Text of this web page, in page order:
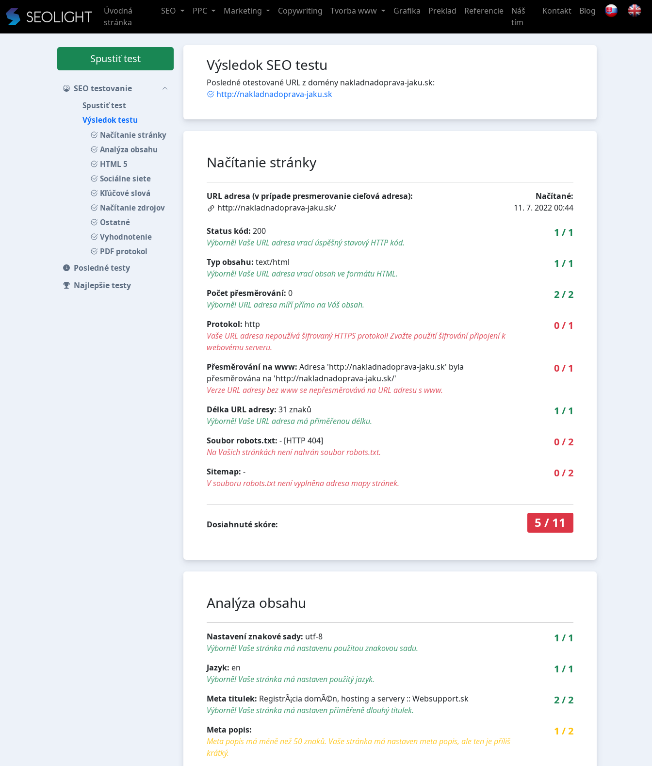
Úvodná
stránka
SEO PPC Marketing Copywriting Tvorba www Grafika Preklad Referencie
Náš
tím
Kontakt Blog
Spustiť test
SEO testovanie
Spustiť test
Výsledok testu
Načítanie stránky
Analýza obsahu
HTML 5
Sociálne siete
Kľúčové slová
Načítanie zdrojov
Ostatné
Vyhodnotenie
PDF protokol
Posledné testy
Najlepšie testy
Výsledok SEO testu
Posledné otestované URL z domény nakladnadoprava-jaku.sk:
http://nakladnadoprava-jaku.sk
Načítanie stránky
URL adresa (v prípade presmerovanie cieľová adresa):
http://nakladnadoprava-jaku.sk/
Načítané:
11. 7. 2022 00:44
Status kód: 200
Výborně! Vaše URL adresa vrací úspěšný stavový HTTP kód.
1 / 1
Typ obsahu: text/html
Výborně! Vaše URL adresa vrací obsah ve formátu HTML.
1 / 1
Počet přesměrování: 0
Výborně! URL adresa míří přímo na Váš obsah.
2/2
Protokol: http
Vaše URL adresa nepoužívá šifrovaný HTTPS protokol! Zvažte použití šifrování připojení k
webovému serveru.
0/ 1
Přesměrování na www: Adresa 'http://nakladnadoprava-jaku.sk' byla
přesměrována na 'http://nakladnadoprava-jaku.sk/'
Verze URL adresy bez www se nepřesměrovává na URL adresu s www.
0/ 1
Délka URL adresy: 31 znaků
Výborně! Vaše URL adresa má přiměřenou délku.
1 / 1
Soubor robots.txt: - [HTTP 404]
Na Vašich stránkách není nahrán soubor robots.txt.
0/2
Sitemap: -
V souboru robots.txt není vyplněna adresa mapy stránek.
0/2
Dosiahnuté skóre: 5 / 11
Analýza obsahu
Nastavení znakové sady: utf-8
Výborně! Vaše stránka má nastavenu použitou znakovou sadu.
1 / 1
Jazyk: en
Výborně! Vaše stránka má nastaven použitý jazyk.
1 / 1
Meta titulek: RegistrÃ¡cia domÃ©n, hosting a servery :: Websupport.sk
Výborně! Vaše stránka má nastaven přiměřeně dlouhý titulek.
2/2
Meta popis:
Meta popis má méně než 50 znaků. Vaše stránka má nastaven meta popis, ale ten je příliš
krátký.
1 /2